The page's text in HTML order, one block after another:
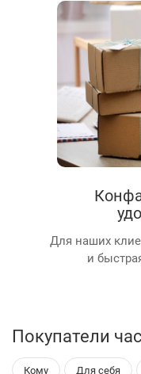
Для наших
и
Покупатели
Кому Для себя